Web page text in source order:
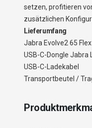
setzen, profitieren
zusätzlichen
Lieferumfang
Jabra Evolve2 65
USB-C-Dongle Jabra
USB-C-Ladekabel
Transportbeutel /